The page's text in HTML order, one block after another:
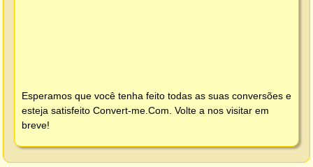
Esperamos que você tenha feito todas as suas conversões e
esteja satisfeito Convert-me.Com . Volte a nos visitar em
breve!